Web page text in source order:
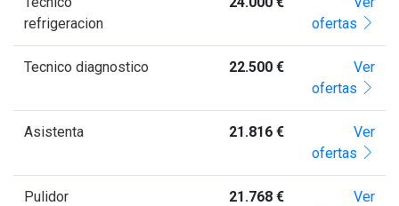
refrigeracion
ofertas
Tecnico diagnostico 22.500 €
Ver
ofertas
Asistenta 21.816 €
Ver
ofertas
Pulidor 21.768 €
Ver